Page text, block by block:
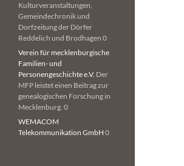
Kulturveranstaltungen,
Gemeindechronik und
Dorfzeitung der Dörfer
Reddelich und Brodhagen 0
Verein für mecklenburgische
Familien- und
Personengeschichte e.V. Der
MFP leistet einen Beitrag zur
genealogischen Forschung in
Mecklenburg. 0
WEMACOM
Telekommunikation GmbH 0